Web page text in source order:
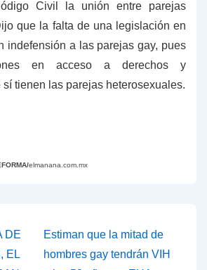
Civil la unión entre parejas
que la falta de una legislación en
indefensión a las parejas gay, pues
en acceso a derechos y
sí tienen las parejas heterosexuales.
elmanana.com.mx
DE
EL
La
entrada
Estiman que la mitad de
hombres gay tendrán VIH